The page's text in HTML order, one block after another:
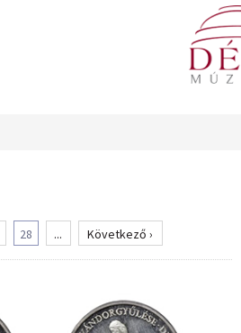
28 ... Következő ›